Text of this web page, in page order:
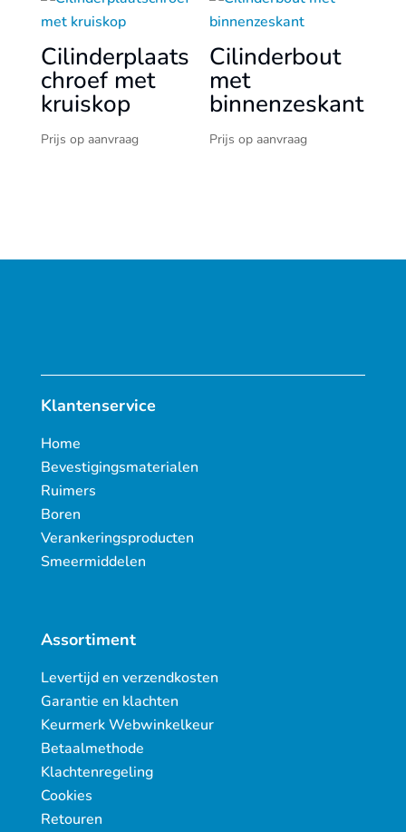
Cilinderplaats
chroef met
kruiskop
Prijs op aanvraag
Cilinderbout
met
binnenzeskant
Prijs op aanvraag
Klantenservice
Home
Bevestigingsmaterialen
Ruimers
Boren
Verankeringsproducten
Smeermiddelen
Assortiment
Levertijd en verzendkosten
Garantie en klachten
Keurmerk Webwinkelkeur
Betaalmethode
Klachtenregeling
Cookies
Retouren